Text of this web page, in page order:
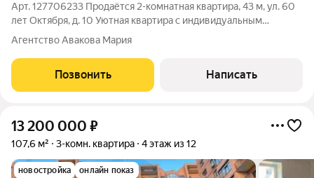
Арт. 127706233 Продаётся 2-комнатная квартира, 43 м, ул. 60
лет Октября, д. 10 Уютная квартира с индивидуальным
отоплением тёплая зимой и экономичная по коммунальным
платежам. Две полностью изолированные комнаты, удобная
планировка, что подойдёт как
Агентство Авакова Мария
Позвонить Написать
13 200 000 ₽
107,6 м² 3-комн. квартира 4 этаж из 12
новостройка онлайн показ